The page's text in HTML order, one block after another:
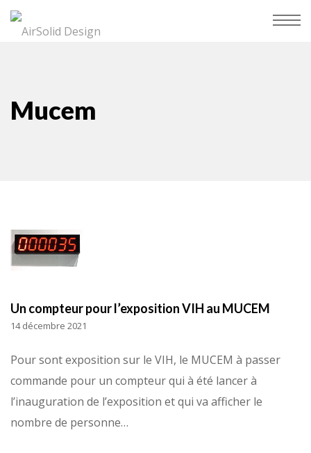
Mucem
Un compteur pour l’exposition VIH au MUCEM
14 décembre 2021
Pour sont exposition sur le VIH, le MUCEM à passer
commande pour un compteur qui à été lancer à
l’inauguration de l’exposition et qui va afficher le
nombre de personne…